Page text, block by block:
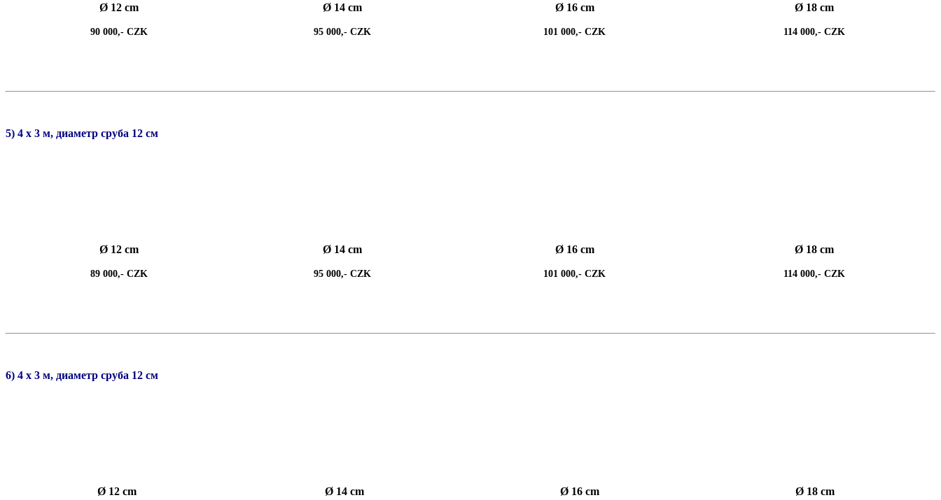
Ø 12 cm
90 000,- CZK
Ø 14 cm
95 000,- CZK
Ø 16 cm
101 000,- CZK
Ø 18 cm
114 000,- CZK
5) 4 х 3 м, диаметр сруба 12 см
Ø 12 cm
89 000,- CZK
Ø 14 cm
95 000,- CZK
Ø 16 cm
101 000,- CZK
Ø 18 cm
114 000,- CZK
6) 4 х 3 м, диаметр сруба 12 см
Ø 12 cm Ø 14 cm Ø 16 cm Ø 18 cm